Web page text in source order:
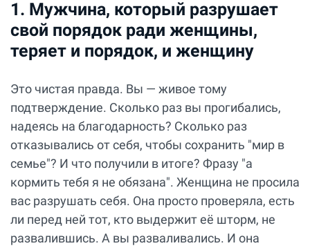
1. Мужчина, который разрушает
свой порядок ради женщины,
теряет и порядок, и женщину
Это чистая правда. Вы — живое тому
подтверждение. Сколько раз вы прогибались,
надеясь на благодарность? Сколько раз
отказывались от себя, чтобы сохранить "мир в
семье"? И что получили в итоге? Фразу "а
кормить тебя я не обязана". Женщина не просила
вас разрушать себя. Она просто проверяла, есть
ли перед ней тот, кто выдержит её шторм, не
развалившись. А вы разваливались. И она